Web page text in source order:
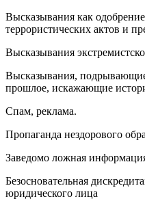
Высказывания как
террористических актов и
Высказывания
Высказывания,
прошлое, искажающие
Спам, реклама.
Пропаганда нездорового
Заведомо ложная
Безосновательная
юридического лица